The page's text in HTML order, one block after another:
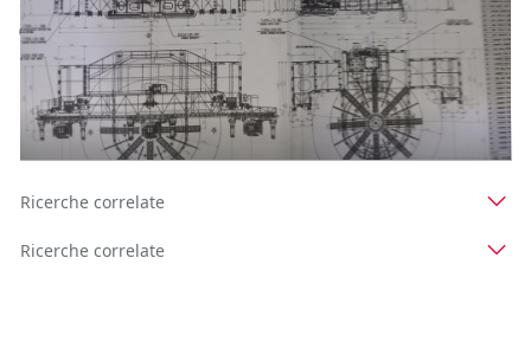
Annuncio scaduto
Codice annuncio:436876893
1 2 3
Ricerche correlate
Ricerche correlate